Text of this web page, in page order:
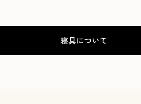
寝具について